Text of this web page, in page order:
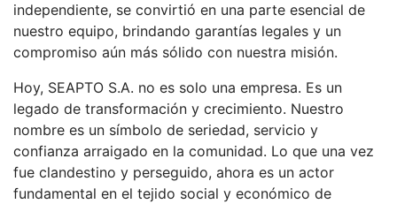
independiente, se convirtió en una parte esencial de
nuestro equipo, brindando garantías legales y un
compromiso aún más sólido con nuestra misión.
Hoy, SEAPTO S.A. no es solo una empresa. Es un
legado de transformación y crecimiento. Nuestro
nombre es un símbolo de seriedad, servicio y
confianza arraigado en la comunidad. Lo que una vez
fue clandestino y perseguido, ahora es un actor
fundamental en el tejido social y económico de